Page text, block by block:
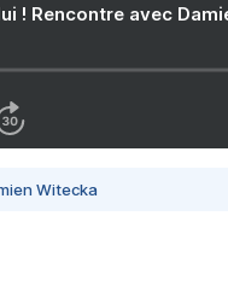
! Rencontre avec
Witecka